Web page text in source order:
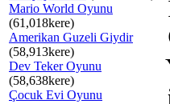
Mario World Oyunu
(61,018kere)
Amerikan Guzeli Giydir
(58,913kere)
Dev Teker Oyunu
(58,638kere)
Çocuk Evi Oyunu